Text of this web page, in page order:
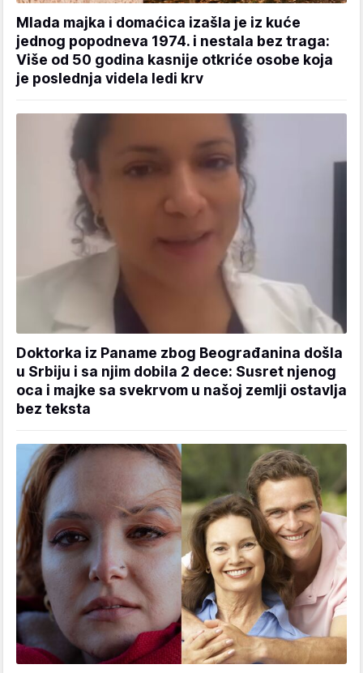
Mlada majka i domaćica izašla je iz kuće
jednog popodneva 1974. i nestala bez traga:
Više od 50 godina kasnije otkriće osobe koja
je poslednja videla ledi krv
Doktorka iz Paname zbog Beograđanina došla
u Srbiju i sa njim dobila 2 dece: Susret njenog
oca i majke sa svekrvom u našoj zemlji ostavlja
bez teksta